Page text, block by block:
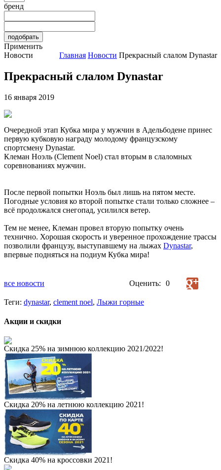
бренд
Применить
Новости
Главная Новости Прекрасный слалом Dynastar
Прекрасный слалом Dynastar
16 января 2019
Очередной этап Кубка мира у мужчин в Адельбодене принес
первую кубковую награду молодому французскому
спортсмену Dynastar.
Клеман Ноэль (Clement Noel) стал вторым в слаломных
соревнованиях мужчин.
После первой попытки Ноэль был лишь на пятом месте.
Погодные условия ко второй попытке стали только сложнее –
всё продолжался снегопад, усилился ветер.
Тем не менее, Клеман провел вторую попытку очень
технично. Хорошая скорость и уверенное прохождение трассы
позволили французу, выступавшему на лыжах Dynastar,
впервые подняться на подиум Кубка мира!
все новости Оценить: 0
Теги: dynastar, clement noel, Лыжи горные
Акции и скидки
Скидка 25% на зимнюю коллекцию 2021/2022!
Скидка 20% на летнюю коллекцию 2021!
Скидка 40% на кроссовки 2021!